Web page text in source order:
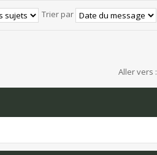
Trier par
Aller vers :